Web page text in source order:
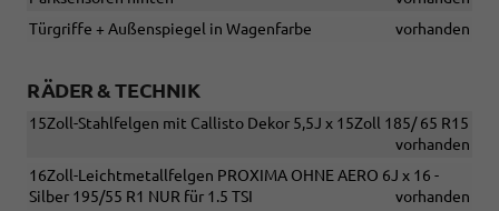
Türgriffe + Außenspiegel in Wagenfarbe
vorhanden
RÄDER & TECHNIK
15Zoll-Stahlfelgen mit Callisto Dekor 5,5J x 15Zoll 185/ 65 R15
vorhanden
16Zoll-Leichtmetallfelgen PROXIMA OHNE AERO 6J x 16 -
Silber 195/55 R1 NUR für 1.5 TSI
vorhanden